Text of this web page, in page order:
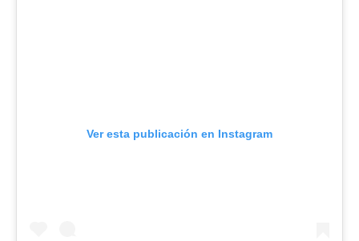
Ver esta publicación en Instagram